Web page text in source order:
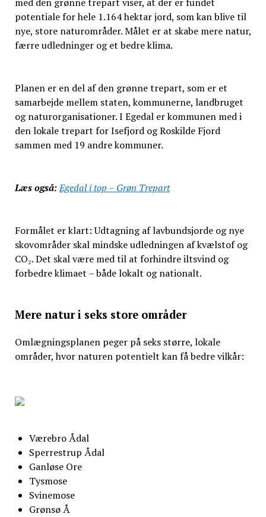
potentiale for hele 1.164 hektar jord, som kan blive til
nye, store naturområder. Målet er at skabe mere natur,
færre udledninger og et bedre klima.
Planen er en del af den grønne trepart, som er et
samarbejde mellem staten, kommunerne, landbruget
og naturorganisationer. I Egedal er kommunen med i
den lokale trepart for Isefjord og Roskilde Fjord
sammen med 19 andre kommuner.
Læs også:Egedal i top – Grøn Trepart
Formålet er klart: Udtagning af lavbundsjorde og nye
skovområder skal mindske udledningen af kvælstof og
CO₂. Det skal være med til at forhindre iltsvind og
forbedre klimaet – både lokalt og nationalt.
Mere natur i seks store områder
Omlægningsplanen peger på seks større, lokale
områder, hvor naturen potentielt kan få bedre vilkår:
Værebro Ådal
Sperrestrup Ådal
Ganløse Ore
Tysmose
Svinemose
Grønsø Å